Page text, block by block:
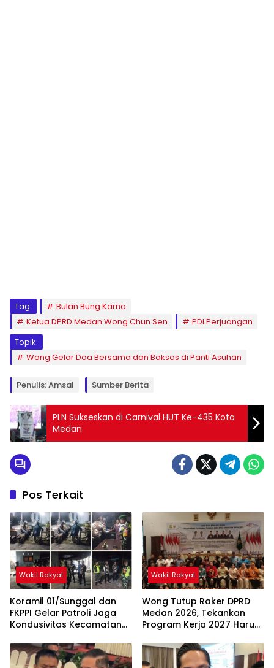
Tag:
Bulan Bung Karno
Ketua DPRD Medan Wong Chun Sen
PDI Perjuangan
Topik:
Wong Gelar Doa Bersama dan Baksos di Panti Asuhan
Penulis: Amsal Sumber Berita
PLN Sukseskan di Carnival HUT Ke-435 Kota
Medan
Pos Terkait
Wakil Rakyat
Koramil 01/Sunggal dan
FKPPI Gelar Patroli Jaga
Kondusivitas Kecamatan
Wakil Rakyat
Wong Tutup Raker DPRD
Medan 2026, Tekankan
Program Kerja 2027 Harus
Masyarakat